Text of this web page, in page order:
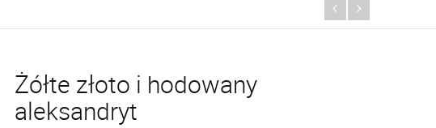
Żółte złoto i hodowany
aleksandryt